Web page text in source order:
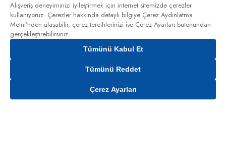
Gelince Haber Ver
Alışveriş deneyiminizi iyileştirmek için internet sitemizde çerezler
kullanıyoruz. Çerezler hakkında detaylı bilgiye Çerez Aydınlatma
Metni'nden ulaşabilir, çerez tercihlerinizi ise Çerez Ayarları butonundan
gerçekleştirebilirsiniz.
Tümünü Kabul Et
Tümünü Reddet
Çerez Ayarları